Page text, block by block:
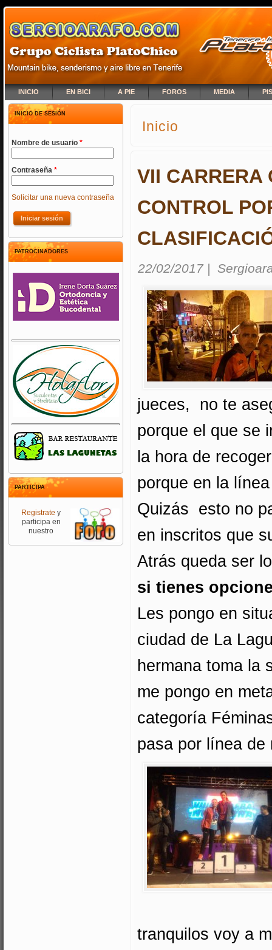
INICIO EN BICI A PIE FOROS MEDIA
INICIO DE SESIÓN
Nombre de usuario *
Contraseña *
Solicitar una nueva contraseña
PATROCINADORES
PARTICIPA
Registrate y
participa en
nuestro
SE ENCUENTRA USTED
Inicio
VII CARRERA
CONTROL
22/02/2017|
jueces, no te
porque el que se
la hora de
porque en la
Quizás esto no
en inscritos que
Atrás queda ser
si tienes
Les pongo en
ciudad de La
hermana toma la
me pongo en
categoría
pasa por línea de
tranquilos voy a